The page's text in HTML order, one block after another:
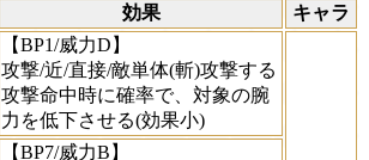
効果 キャラ
【BP1/威力D】
攻撃/近/直接/敵単体(斬)攻撃する
攻撃命中時に確率で、対象の腕
力を低下させる(効果小)
【BP7/威力B】